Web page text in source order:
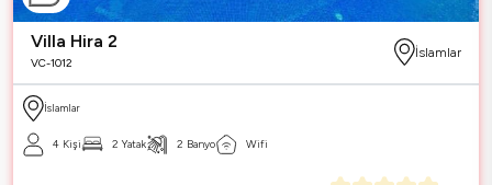
Villa Hira 2
VC-1012
İslamlar
İslamlar
4 Kişi 2 Yatak 2 Banyo Wifi